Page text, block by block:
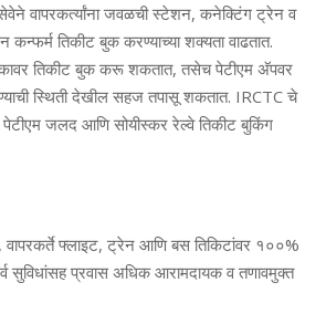
वापरकर्त्यांना जवळची स्टेशन, कनेक्टिंग ट्रेन व
कन्फर्म तिकीट बुक करण्याच्या शक्यता वाढतात.
तिकीट बुक करू शकतात, तसेच पेटीएम अ‍ॅपवर
स्थिती देखील सहज तपासू शकतात. IRCTC चे
जलद आणि सोयीस्कर रेल्वे तिकीट बुकिंग
वापरकर्ते फ्लाइट, ट्रेन आणि बस तिकिटांवर १००%
सुविधांसह प्रवास अधिक आरामदायक व तणावमुक्त